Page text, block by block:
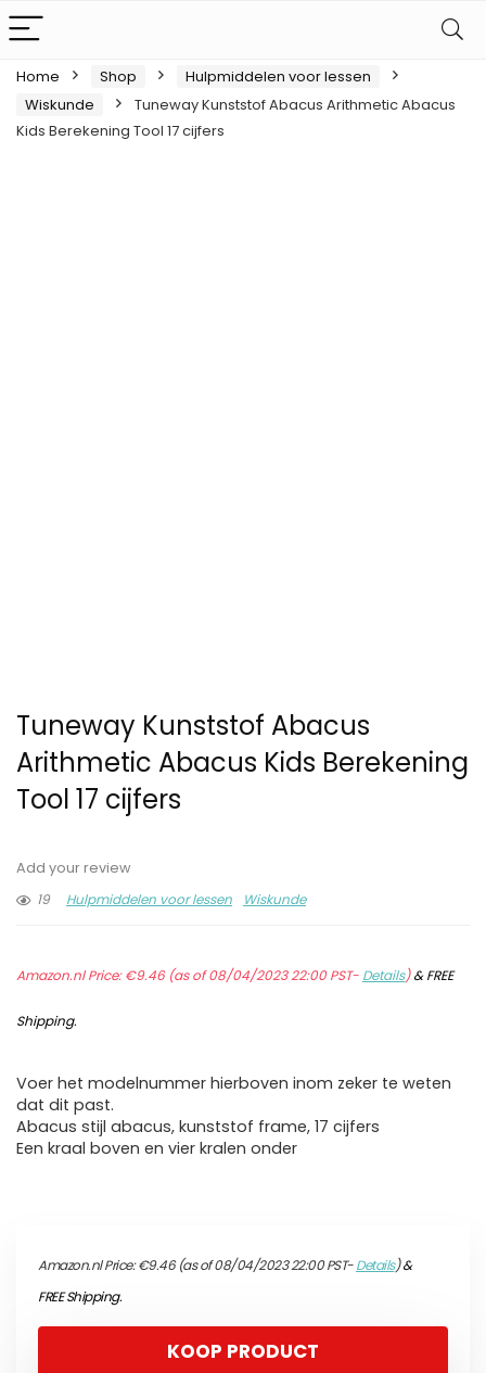
Home Shop
Hulpmiddelen voor lessen
Wiskunde
Tuneway Kunststof Abacus Arithmetic Abacus
Kids Berekening Tool 17 cijfers
Tuneway Kunststof Abacus
Arithmetic Abacus Kids Berekening
Tool 17 cijfers
Add your review
19
Hulpmiddelen voor lessen Wiskunde
Amazon.nl Price:€9.46(as of 08/04/2023 22:00 PST- Details)&FREE
Shipping.
Voer het modelnummer hierboven inom zeker te weten
dat dit past.
Abacus stijl abacus, kunststof frame, 17 cijfers
Een kraal boven en vier kralen onder
Amazon.nl Price:€9.46(as of 08/04/2023 22:00 PST-Details)&
FREE Shipping.
KOOP PRODUCT